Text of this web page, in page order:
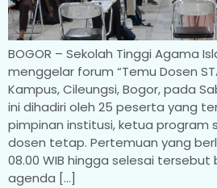
BOGOR – Sekolah Tinggi Agama
menggelar forum “Temu Dosen
Kampus, Cileungsi, Bogor, pada
ini dihadiri oleh 25 peserta yang
pimpinan institusi, ketua program
dosen tetap. Pertemuan yang
08.00 WIB hingga selesai
agenda […]